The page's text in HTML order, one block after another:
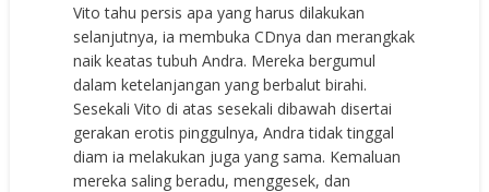
Vito tahu persis apa yang harus dilakukan
selanjutnya, ia membuka CDnya dan merangkak
naik keatas tubuh Andra. Mereka bergumul
dalam ketelanjangan yang berbalut birahi.
Sesekali Vito di atas sesekali dibawah disertai
gerakan erotis pinggulnya, Andra tidak tinggal
diam ia melakukan juga yang sama. Kemaluan
mereka saling beradu, menggesek, dan